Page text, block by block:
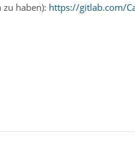
haben): https://gitlab.com/